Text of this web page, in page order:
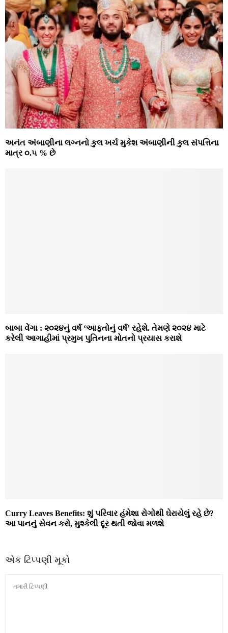
અનંત અંબાણીના લગ્નનો કુલ ખર્ચ મુકેશ અંબાણીની કુલ સંપત્તિના
માત્ર ૦.૫ % છે
બાબા વેંગા : ૨૦૨૪નું વર્ષ ‘આફતોનું વર્ષ’ રહેશે. તેમણે ૨૦૨૪ માટે
કરેલી આગાહીમાં પ્રમુખ પુતિનના મોતનો પ્રયાસ કરાશે
Curry Leaves Benefits: શું પરિવાર હંમેશા રોગોથી ઘેરાયેલું રહે છે?
આ પાનનું સેવન કરો, મુશ્કેલી દૂર થતી જોવા મળશે
એક ટિપ્પણી મૂકો